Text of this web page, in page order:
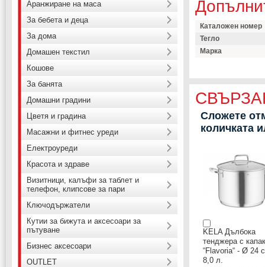
Каталожен номер
Тегло
Марка
Сложете
количката
KELA Дълбока
тенджера с капак
“Flavoria“ - Ø 24
8,0 л.
Аранжиране на маса
За бебета и деца
За дома
Домашен текстил
Кошове
За банята
Домашни градини
Цветя и градина
Масажни и фитнес уреди
Електроуреди
Красота и здраве
Визитници, калъфи за таблет и
телефон, клипсове за пари
Ключодържатели
Кутии за бижута и аксесоари за
пътуване
Бизнес аксесоари
OUTLET